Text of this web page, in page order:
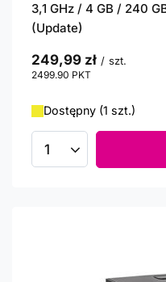
3,1 GHz / 4 GB / 240
(Update)
249,99 zł / szt.
2499.90 PKT
Dostępny (1 szt.)
Ilość produktów